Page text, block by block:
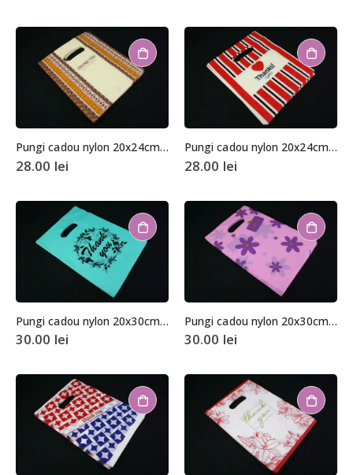
Pungi cadou nylon 20x24cm (aprox. 100 buc. +/- 2 buc.)
28.00 lei
Pungi cadou nylon 20x24cm (aprox. 100 buc. +/- 2 buc.)
28.00 lei
Pungi cadou nylon 20x30cm (aprox. 100 buc. +/- 2 buc.)
30.00 lei
Pungi cadou nylon 20x30cm (aprox. 100 buc. +/- 2 buc.)
30.00 lei